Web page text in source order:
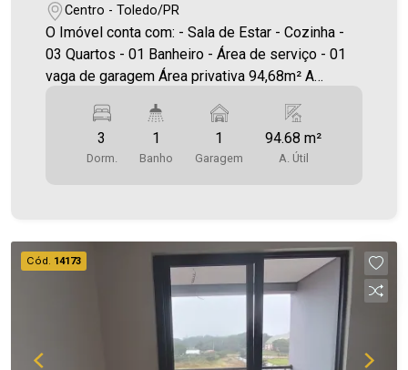
Centro - Toledo/PR
O Imóvel conta com: - Sala de Estar - Cozinha -
03 Quartos - 01 Banheiro - Área de serviço - 01
vaga de garagem Área privativa 94,68m² A
carteiras de imóveis administrados da cidade,
atuando com excelência tanto na locação quanto
na venda. Aproveite essa oportunidade, agende
qualquer erro de digitação e/ou ortografia, bem
como alteração dos preços e imagens. Fotos
meramente ilustrativas
3
Dorm.
1
Banho
1
Garagem
94.68 m²
A. Útil
Cód. 14173